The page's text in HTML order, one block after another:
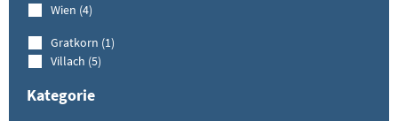
Wien (4)
Gratkorn (1)
Villach (5)
Kategorie